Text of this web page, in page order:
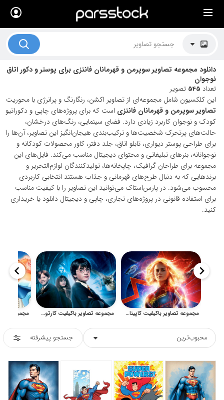
دانلود مجموعه تصاویر سوپرمن و قهرمانان فانتزی برای پوستر و دکور اتاق
نوجوان
تعداد 545 تصویر
این کلکسیون شامل مجموعه‌ای از تصاویر اکشن، رنگارنگ و پرانرژی با محوریت
تصاویر سوپرمن و قهرمانان فانتزی است که برای پروژه‌های چاپی و دکوراتیو
کودک و نوجوان کاربرد زیادی دارد. فضای سینمایی، رنگ‌های درخشان،
حالت‌های پرتحرک شخصیت‌ها و ترکیب‌بندی هیجان‌انگیز این تصاویر، آن‌ها را
برای طراحی پوستر دیواری، تابلو اتاق، جلد دفتر، کاور محصولات کودکانه و
نوجوانانه، بنرهای تبلیغاتی و محتوای دیجیتال مناسب می‌کند. فایل‌های این
مجموعه برای طراحان گرافیک، چاپخانه‌ها، تولیدکنندگان لوازم‌التحریر و
برندهایی که به دنبال طرح‌های قهرمانی و جذاب هستند انتخابی کاربردی
محسوب می‌شود. در پارس‌استاک می‌توانید این تصاویر را با کیفیت مناسب
برای استفاده قانونی در پروژه‌های تجاری، چاپی و دیجیتال دانلود یا خریداری
کنید.
مجموعه تصاویر باکیفیت کاپیتان مارول برای چاپ و طراحی مجموعه تصاویر باکیفیت کارتون و فیلم هری پاتر برای چاپ و طراحی
محبوب‌ترین جستجو پیشرفته
× لیست قیمت ها
موضوعات تصاویر
دکوراسیون و فضاها
هنرمندان ایرانی
کسب درآمد از فروش تصاویر
021 28428845
تماس با ما
بلاگ پارس استاک